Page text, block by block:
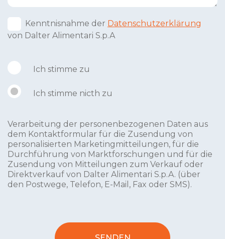
Kenntnisnahme der Datenschutzerklärung
von Dalter Alimentari S.p.A
Ich stimme zu
Ich stimme nicth zu
Verarbeitung der personenbezogenen Daten aus
dem Kontaktformular für die Zusendung von
personalisierten Marketingmitteilungen, für die
Durchführung von Marktforschungen und für die
Zusendung von Mitteilungen zum Verkauf oder
Direktverkauf von Dalter Alimentari S.p.A. (über
den Postwege, Telefon, E-Mail, Fax oder SMS).